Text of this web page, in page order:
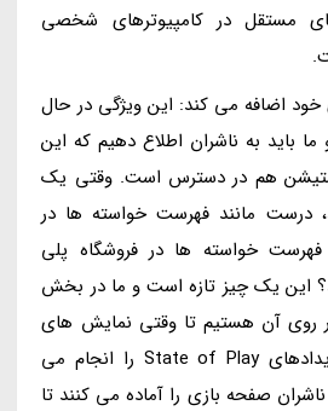
مستقل در کامپیوترهای شخصی
اضافه می کند: این ویژگی در حال
باید به ناشران اطلاع دهیم که این
هم در دسترس است. وقتی یک
درست مانند فهرست خواسته ها در
فهرست خواسته ها در فروشگاه پلی
این یک چیز تازه است و ما در بخش
روی آن هستیم تا وقتی نمایش های
بازی های ایندی یا رویدادهای State of Play را انجام می
صفحه بازی را آماده می کنند تا